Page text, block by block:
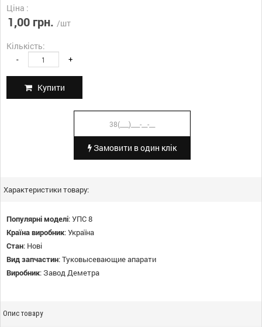
Ціна :
1,00 грн. /шт
Кількість:
- +
Купити
Замовити в один клік
Характеристики товару:
Популярні моделі:УПС 8
Країна виробник:Україна
Стан: Нові
Вид запчастин:Туковысевающие апарати
Виробник:Завод Деметра
Опис товару